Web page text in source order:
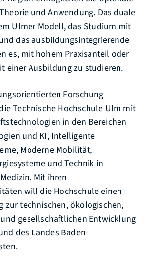
und Anwendung. Das duale
Ulmer Modell, das Studium mit
das ausbildungsintegrierende
es, mit hohem Praxisanteil oder
einer Ausbildung zu studieren.
Forschung
Technische Hochschule Ulm mit
in den Bereichen
und KI, Intelligente
Moderne Mobilität,
und Technik in
Mit ihren
will die Hochschule einen
zur technischen, ökologischen,
gesellschaftlichen Entwicklung
des Landes Baden-